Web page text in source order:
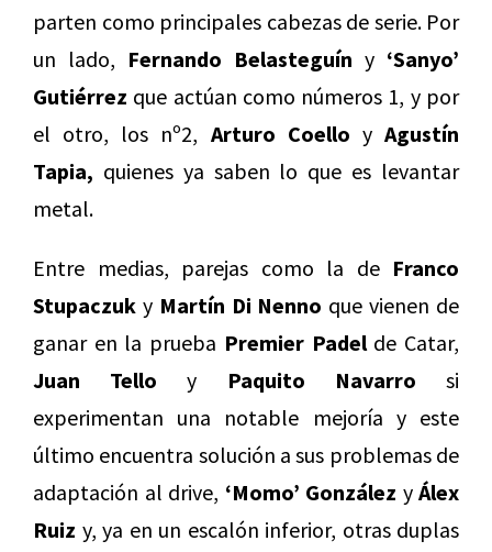
parten como principales cabezas de serie. Por
un lado, Fernando Belasteguín y ‘Sanyo’
Gutiérrez que actúan como números 1, y por
el otro, los nº2, Arturo Coello yAgustín
Tapia, quienes ya saben lo que es levantar
metal.
Entre medias, parejas como la de Franco
Stupaczuk y Martín Di Nenno que vienen de
ganar en la prueba Premier Padel de Catar,
Juan Tello y Paquito Navarro si
experimentan una notable mejoría y este
último encuentra solución a sus problemas de
adaptación al drive, ‘Momo’ González y Álex
Ruiz y, ya en un escalón inferior, otras duplas